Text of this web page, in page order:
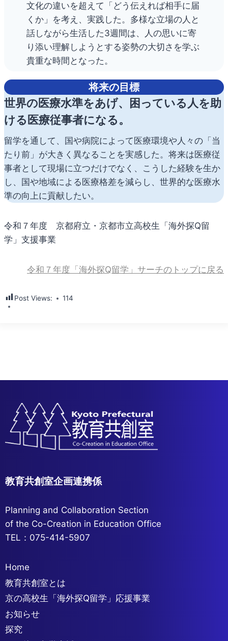
文化の違いを超えて「どう伝えれば相手に届
くか」を考え、実践した。多様な立場の人と
話しながら生活した3週間は、人の思いに寄
り添い理解しようとする姿勢の大切さを学ぶ
貴重な時間となった。
将来の目標
世界の医療水準をあげ、困っている人を助
ける医療従事者になる。
留学を通して、国や病院によって医療環境や人々の「当
たり前」が大きく異なることを実感した。将来は医療従
事者として現場に立つだけでなく、こうした経験を生か
し、国や地域による医療格差を減らし、世界的な医療水
準の向上に貢献したい。
令和７年度 京都府立・京都市立高校生「海外探Q留
学」支援事業
令和７年度「海外探Q留学」サーチのトップに戻る
Post Views: 114
教育共創室企画連携係
Planning and Collaboration Section
of the Co-Creation in Education Office
TEL：075-414-5907
Home
教育共創室とは
京の高校生「海外探Q留学」応援事業
お知らせ
探究